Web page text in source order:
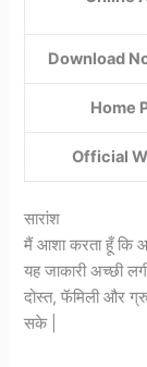
Download
Home
Official
सारांश
मैं आशा करता हूँ कि
यह जाकारी अच्छी
दोस्त, फॅमिली और
सके |